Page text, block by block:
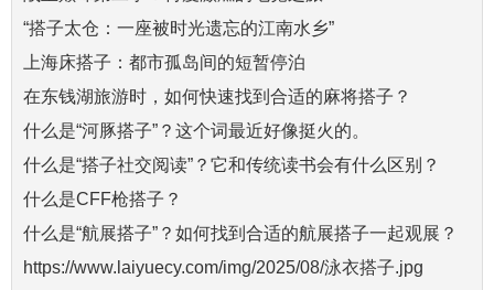
“搭子太仓：一座被时光遗忘的江南水乡”
上海床搭子：都市孤岛间的短暂停泊
在东钱湖旅游时，如何快速找到合适的麻将搭子？
什么是“河豚搭子”？这个词最近好像挺火的。
什么是“搭子社交阅读”？它和传统读书会有什么区别？
什么是CFF枪搭子？
什么是“航展搭子”？如何找到合适的航展搭子一起观展？
https://www.laiyuecy.com/img/2025/08/泳衣搭子.jpg